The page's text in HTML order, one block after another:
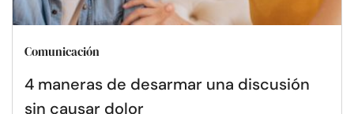
Comunicación
4 maneras de desarmar una discusión
sin causar dolor